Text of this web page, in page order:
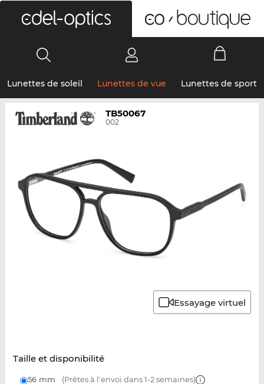
Lunettes de soleil Lunettes de vue Lunettes de sport
TB50067
002
Essayage virtuel
Taille et disponibilité
56 mm (Prêtes à l'envoi dans 1-2 semaines)